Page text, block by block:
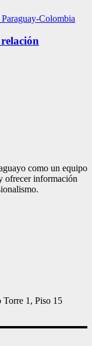
como un equipo
ofrecer información
Torre 1, Piso 15